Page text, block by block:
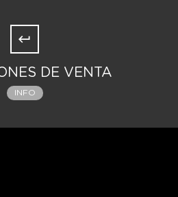
DE VENTA
INFO